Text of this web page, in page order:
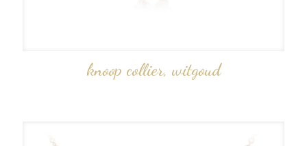
knoop collier, witgoud